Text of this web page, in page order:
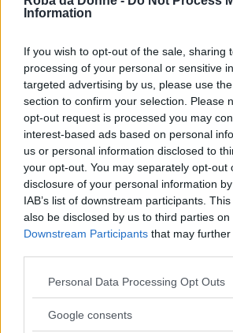
Information
If you wish to opt-out of the sale, sharing
processing of your personal or sensitive
targeted advertising by us, please use
section to confirm your selection. Please
opt-out request is processed you may
interest-based ads based on personal
us or personal information disclosed to
your opt-out. You may separately opt-out
disclosure of your personal information
IAB’s list of downstream participants.
also be disclosed by us to third parties on
Downstream Participants that may
Please note that this website/app uses
not limited to your visit or usage
Personal Data Processing Opt Outs
Google consents
Rate this item:
SUBMIT
Rating: /5. Su un
Condividi su Facebook
Natascia Alibani
Giornalista, rockettara,
vivo il "qui e ora" come il
scrivo da quando ho memoria,
Union Jack.